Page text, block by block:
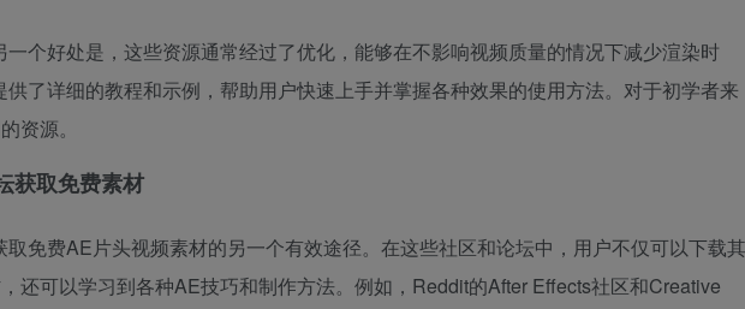
个好处是，这些资源通常经过了优化，能够在不影响视频质量的情况下减少渲染时
了详细的教程和示例，帮助用户快速上手并掌握各种效果的使用方法。对于初学者来
资源。
获取免费素材
免费AE片头视频素材的另一个有效途径。在这些社区和论坛中，用户不仅可以下载其
还可以学习到各种AE技巧和制作方法。例如，Reddit的After Effects社区和Creative